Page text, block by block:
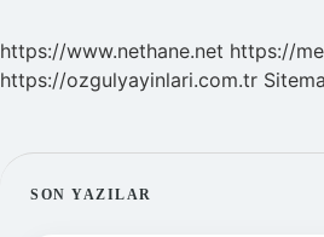
https://www.nethane.net https://
https://ozgulyayinlari.com.tr
SIDEBAR
SON YAZILAR